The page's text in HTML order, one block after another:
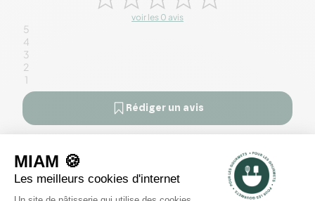
voir les 0 avis
5
4
3
2
1
Rédiger un avis
Il n'y a pas encore d'avis pour ce produit.